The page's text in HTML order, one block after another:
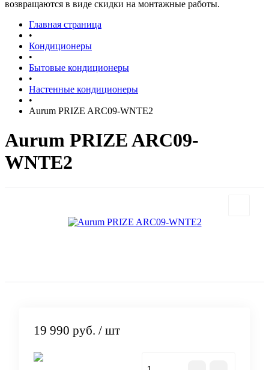
возвращаются в виде скидки на монтажные работы.
Главная страница
•
Кондиционеры
•
Бытовые кондиционеры
•
Настенные кондиционеры
•
Aurum PRIZE ARC09-WNTE2
Aurum PRIZE ARC09-
WNTE2
19 990 руб. / шт